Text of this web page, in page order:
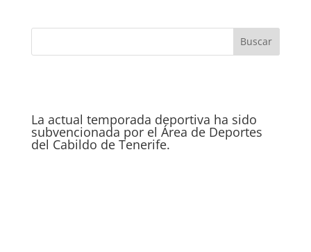
La actual temporada deportiva ha sido
subvencionada por el Área de Deportes
del Cabildo de Tenerife.